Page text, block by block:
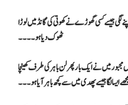
جیسے کسی گھوڑے نے کھوتی کی گانڈ میں لوڑا
ٹھوک دیا ہو۔۔۔۔
میں نے ایک بار پھر لن باہر کی طرف کھینچا
ایسا لگا جیسے پھدی میں سے کچھ باہر آیا ہو۔۔۔